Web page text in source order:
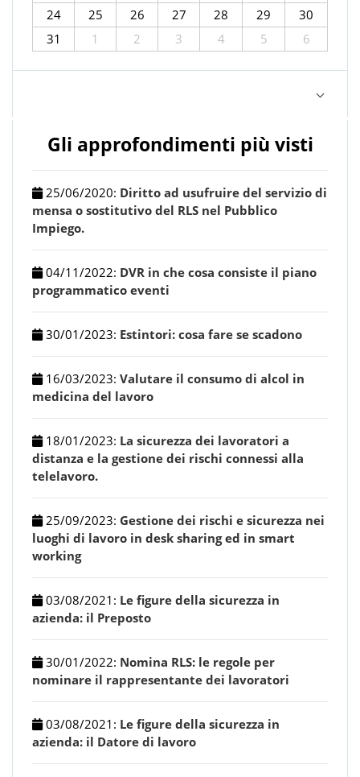
24
25 26 27 28 29
30
31
1 2 3 4 5 6
Gli approfondimenti più visti
25/06/2020: Diritto ad usufruire del servizio di
mensa o sostitutivo del RLS nel Pubblico
Impiego.
04/11/2022: DVR in che cosa consiste il piano
programmatico eventi
30/01/2023: Estintori: cosa fare se scadono
16/03/2023: Valutare il consumo di alcol in
medicina del lavoro
18/01/2023: La sicurezza dei lavoratori a
distanza e la gestione dei rischi connessi alla
telelavoro.
25/09/2023: Gestione dei rischi e sicurezza nei
luoghi di lavoro in desk sharing ed in smart
working
03/08/2021 : Le figure della sicurezza in
azienda: il Preposto
30/01/2022: Nomina RLS: le regole per
nominare il rappresentante dei lavoratori
03/08/2021 : Le figure della sicurezza in
azienda: il Datore di lavoro